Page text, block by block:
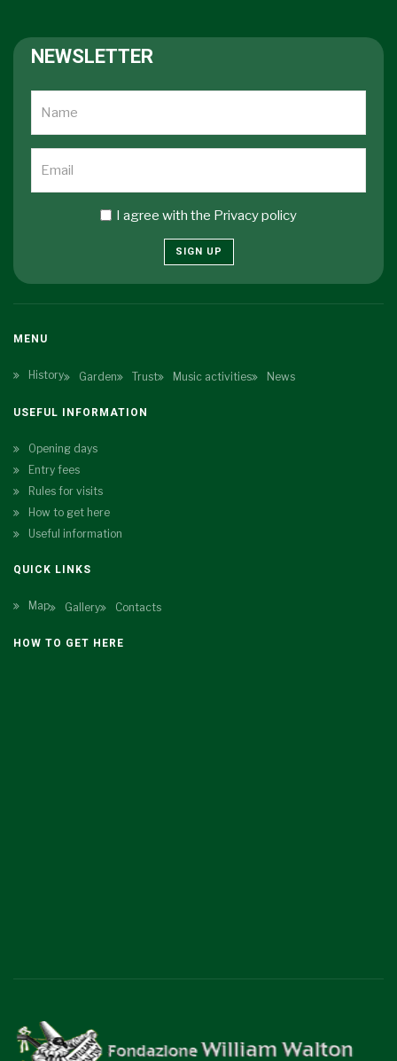
NEWSLETTER
I agree with the Privacy policy
SIGN UP
MENU
History Garden Trust Music activities News
USEFUL INFORMATION
Opening days
Entry fees
Rules for visits
How to get here
Useful information
QUICK LINKS
Map Gallery Contacts
HOW TO GET HERE